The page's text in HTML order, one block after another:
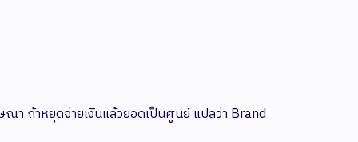
า ถ้าหยุดจ่ายเงินแล้วยอดเป็นศูนย์ แปลว่า Brand